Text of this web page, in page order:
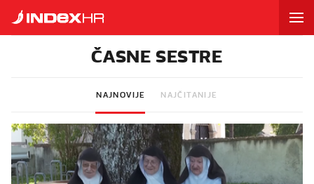
ČASNE SESTRE
NAJNOVIJE NAJČITANIJE